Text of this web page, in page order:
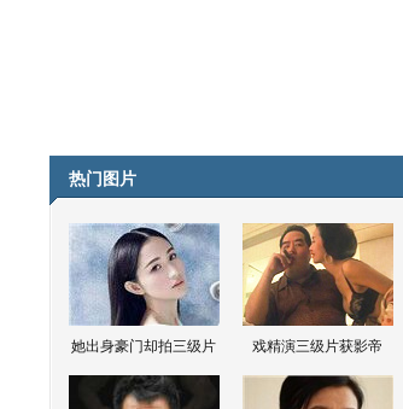
热门图片
她出身豪门却拍三级片 戏精演三级片获影帝